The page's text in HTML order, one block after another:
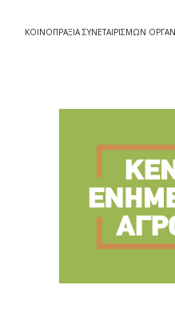
ΚΟΙΝΟΠΡΑΞΙΑ ΣΥΝΕΤΑΙΡΙΣΜΩΝ